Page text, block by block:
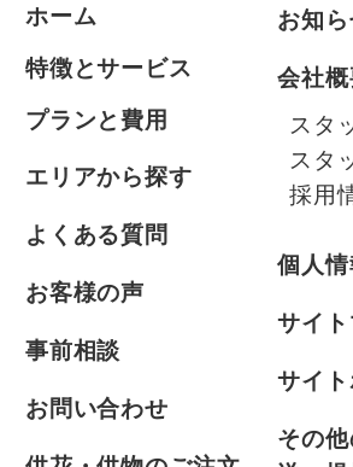
ホーム
特徴とサービス
プランと費用
エリアから探す
よくある質問
お客様の声
事前相談
お問い合わせ
お知
会社
スタ
スタ
採用
個人
サイ
サイ
その